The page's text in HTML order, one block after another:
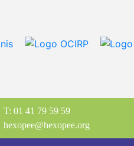
T: 01 41 79 59 59
hexopee@hexopee.org